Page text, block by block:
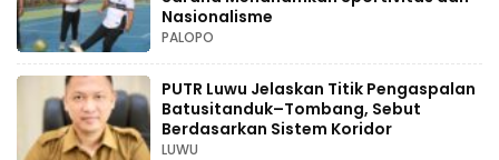
Nasionalisme
PALOPO
PUTR Luwu Jelaskan Titik Pengaspalan
Batusitanduk–Tombang, Sebut
Berdasarkan Sistem Koridor
LUWU